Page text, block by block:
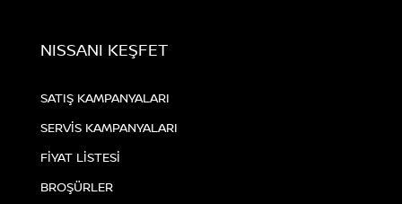
NISSANI KEŞFET
SATIŞ KAMPANYALARI
SERVİS KAMPANYALARI
FİYAT LİSTESİ
BROŞÜRLER